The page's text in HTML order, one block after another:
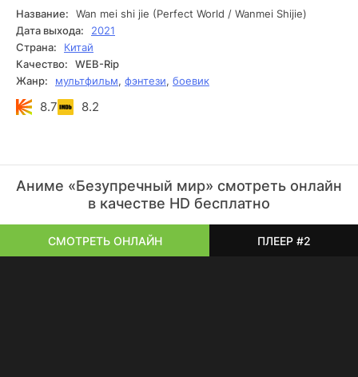
Название:
Wan mei shi jie (Perfect World / Wanmei Shijie)
Дата выхода:
2021
Страна:
Китай
Качество:
WEB-Rip
Жанр:
мультфильм, фэнтези, боевик
8.7 8.2
Аниме «Безупречный мир» смотреть онлайн
в качестве HD бесплатно
СМОТРЕТЬ ОНЛАЙН ПЛЕЕР #2